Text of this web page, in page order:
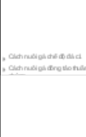
Cách nuôi gà đông tảo thuần
chủng
Kỹ thuật nuôi gà con mới nở